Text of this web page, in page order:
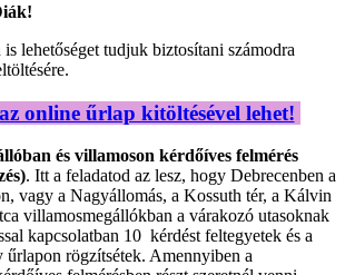
lehetőséget tudjuk biztosítani számodra
online űrlap kitöltésével lehet!
és villamoson kérdőíves felmérés
. Itt a feladatod az lesz, hogy Debrecenben a
vagy a Nagyállomás, a Kossuth tér, a Kálvin
villamosmegállókban a várakozó utasoknak
kapcsolatban 10 kérdést feltegyetek és a
űrlapon rögzítsétek. Amennyiben a